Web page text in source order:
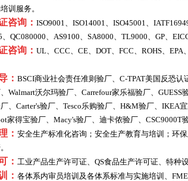
训服务。
咨询： ISO9001、ISO14001、ISO45001、
、QC080000、AS9100、SA8000、TL9000、GP、
咨询： UL、CCC、CE、DOT、FCC、ROHS、
： BSCI商业社会责任准则验厂、C-TPAT美国反恐
Walmart沃尔玛验厂、Carrefour家乐福验厂、
、Carter's验厂、Tesco乐购验厂、H&M验厂、IKEA
家得宝验厂、Macy's验厂、迪卡侬验厂、CSC9000T
： 安全生产标准化咨询；安全生产教育与培训；环
： 工业产品生产许可证、QS食品生产许可证、特种
： 各体系内审员培训及各体系标准与实施培训、